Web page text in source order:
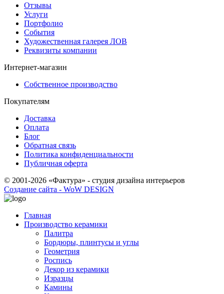
Отзывы
Услуги
Портфолио
События
Художественная галерея ЛОВ
Реквизиты компании
Интернет-магазин
Собственное производство
Покупателям
Доставка
Оплата
Блог
Обратная связь
Политика конфиденциальности
Публичная оферта
© 2001-2026 «Фактура» - студия дизайна интерьеров
Создание сайта - WoW DESIGN
Главная
Производство керамики
Палитра
Бордюры, плинтусы и углы
Геометрия
Роспись
Декор из керамики
Изразцы
Камины